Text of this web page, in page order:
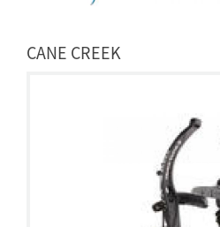
CANE CREEK